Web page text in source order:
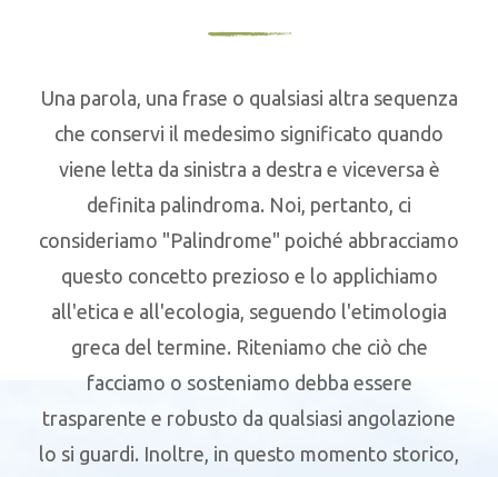
Una parola, una frase o qualsiasi altra sequenza
che conservi il medesimo significato quando
viene letta da sinistra a destra e viceversa è
definita palindroma. Noi, pertanto, ci
consideriamo "Palindrome" poiché abbracciamo
questo concetto prezioso e lo applichiamo
all'etica e all'ecologia, seguendo l'etimologia
greca del termine. Riteniamo che ciò che
facciamo o sosteniamo debba essere
trasparente e robusto da qualsiasi angolazione
lo si guardi. Inoltre, in questo momento storico,